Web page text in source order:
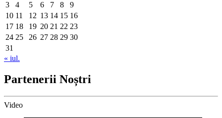
3
4 5 6 7 8
9
10 11 12 13 14 15 16
17 18 19 20 21 22 23
24 25 26 27 28 29 30
31
« iul.
Partenerii Noștri
Video